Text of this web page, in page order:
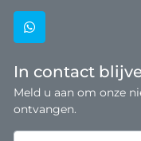
whatsapp
In contact
Meld u aan om onze
ontvangen.